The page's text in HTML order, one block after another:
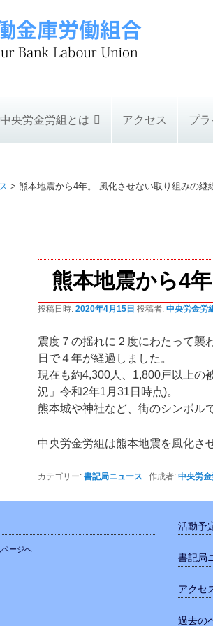
中央労金労組とは アクセス プ
> 熊本地震から4年。 風化させない取り組みの継
熊本地震から4
投稿日時:2020年4月15日 投稿者:中央労金労
震度７の揺れに２度にわたって襲
日で４年が経過しました。
現在も約4,300人、1,800戸以上の
況」令和2年1月31日時点)。
熊本城や神社など、街のシンボル
中央労金労組は熊本地震を風化さ
カテゴリー:書記局ニュース 作成者:中央労
ージへ
活動予
書記局
アクセ
過去の